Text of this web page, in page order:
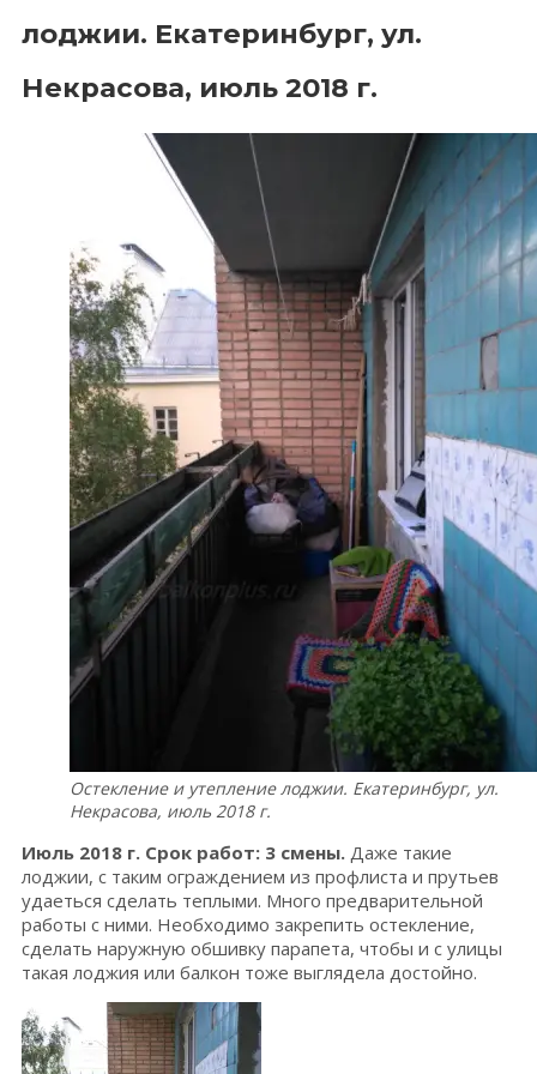
лоджии. Екатеринбург, ул.
Некрасова, июль 2018 г.
Остекление и утепление лоджии. Екатеринбург, ул.
Некрасова, июль 2018 г.
Июль 2018 г. Срок работ: 3 смены. Даже такие
лоджии, с таким ограждением из профлиста и прутьев
удаеться сделать теплыми. Много предварительной
работы с ними. Необходимо закрепить остекление,
сделать наружную обшивку парапета, чтобы и с улицы
такая лоджия или балкон тоже выглядела достойно.